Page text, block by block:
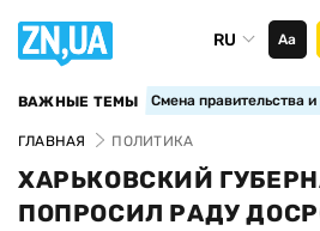
RU Аа
ВАЖНЫЕ ТЕМЫ Смена правительства
ГЛАВНАЯ ПОЛИТИКА
ХАРЬКОВСКИЙ
ПОПРОСИЛ РАДУ